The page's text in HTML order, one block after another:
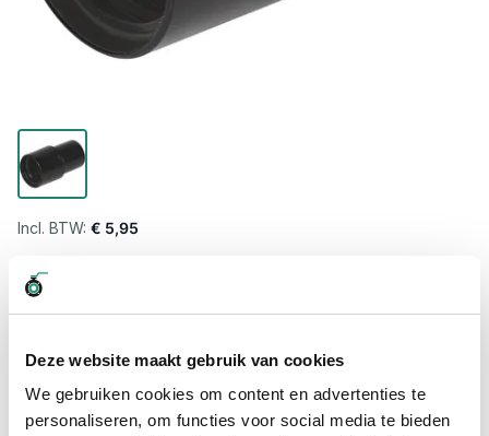
Deze website maakt gebruik van cookies
We gebruiken cookies om content en advertenties te
personaliseren, om functies voor social media te bieden
€ 5,95
Levertijd wordt berekend...
15.000 producten uit voorraad
Hoge klantbeoordelingen: 9/10
Snelle levering